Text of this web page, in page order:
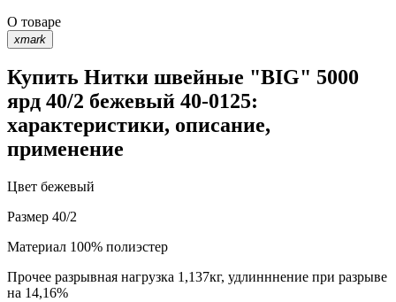
О товаре
xmark
Купить Нитки швейные "BIG" 5000
ярд 40/2 бежевый 40-0125:
характеристики, описание,
применение
Цвет бежевый
Размер 40/2
Материал 100% полиэстер
Прочее разрывная нагрузка 1,137кг, удлинннение при разрыве
на 14,16%